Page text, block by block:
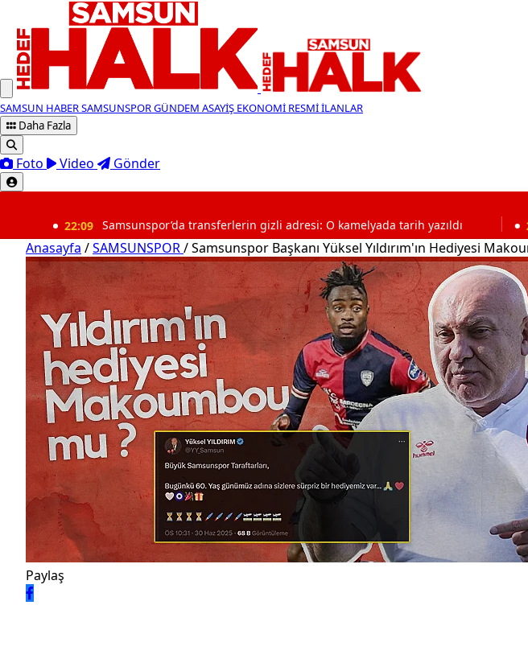
SAMSUN HABERSAMSUNSPORGÜNDEM ASAYİŞ EKONOMİ RESMİ İLANLAR
Daha Fazla
Foto Video Gönder
Samsunspor’da transferlerin gizli adresi: O kamelyada tarih yazıldı
Anasayfa /SAMSUNSPOR/Samsunspor Başkanı Yüksel Yıldırım'ın Hediyesi
Paylaş